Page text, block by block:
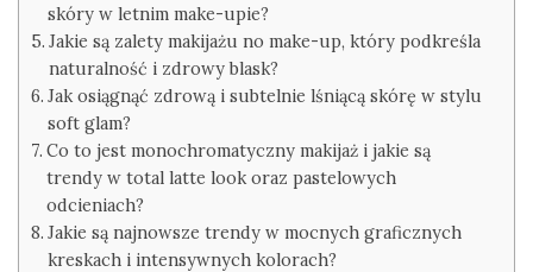
skóry w letnim make-upie?
Jakie są zalety makijażu no make-up, który podkreśla
naturalność i zdrowy blask?
Jak osiągnąć zdrową i subtelnie lśniącą skórę w stylu
soft glam?
Co to jest monochromatyczny makijaż i jakie są
trendy w total latte look oraz pastelowych
odcieniach?
Jakie są najnowsze trendy w mocnych graficznych
kreskach i intensywnych kolorach?